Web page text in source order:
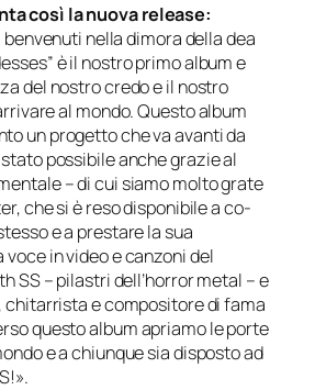
così la nuova release:
nella dimora della dea
è il nostro primo album e
del nostro credo e il nostro
al mondo. Questo album
un progetto che va avanti da
possibile anche grazie al
– di cui siamo molto grate
che si è reso disponibile a co-
e a prestare la sua
voce in video e canzoni del
SS – pilastri dell’horror metal – e
chitarrista e compositore di fama
questo album apriamo le porte
e a chiunque sia disposto ad